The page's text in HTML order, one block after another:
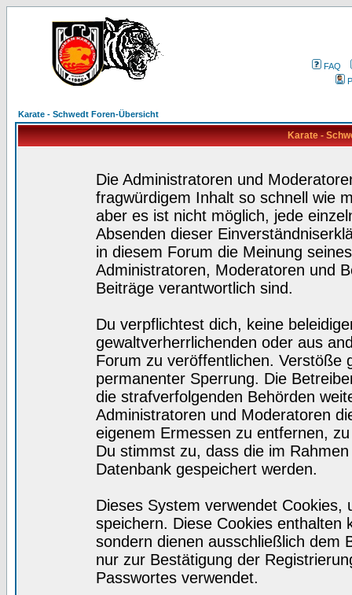
FAQ
Karate - Schwedt Foren-Übersicht
Karate -
Die Administratoren und
fragwürdigem Inhalt so schnell wie
aber es ist nicht möglich, jede
Absenden dieser
in diesem Forum die Meinung
Administratoren, Moderatoren und
Beiträge verantwortlich sind.
Du verpflichtest dich, keine
gewaltverherrlichenden oder aus
Forum zu veröffentlichen. Verstöße
permanenter Sperrung. Die
die strafverfolgenden Behörden
Administratoren und Moderatoren
eigenem Ermessen zu entfernen,
Du stimmst zu, dass die im
Datenbank gespeichert werden.
Dieses System verwendet
speichern. Diese Cookies enthalten
sondern dienen ausschließlich dem
nur zur Bestätigung der
Passwortes verwendet.